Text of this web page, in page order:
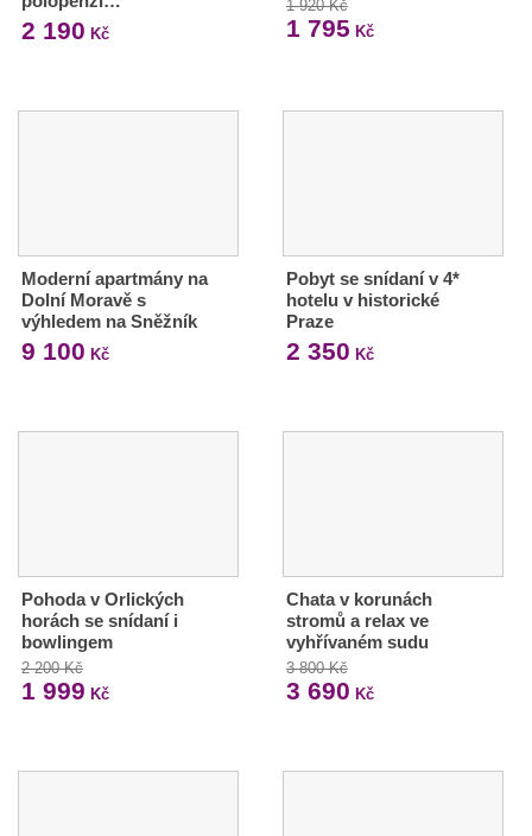
2 190 Kč
1 920 Kč
1 795 Kč
Moderní apartmány na
Dolní Moravě s
výhledem na Sněžník
9 100 Kč
Pobyt se snídaní v 4*
hotelu v historické
Praze
2 350 Kč
Pohoda v Orlických
horách se snídaní i
bowlingem
2 200 Kč
1 999 Kč
Chata v korunách
stromů a relax ve
vyhřívaném sudu
3 800 Kč
3 690 Kč